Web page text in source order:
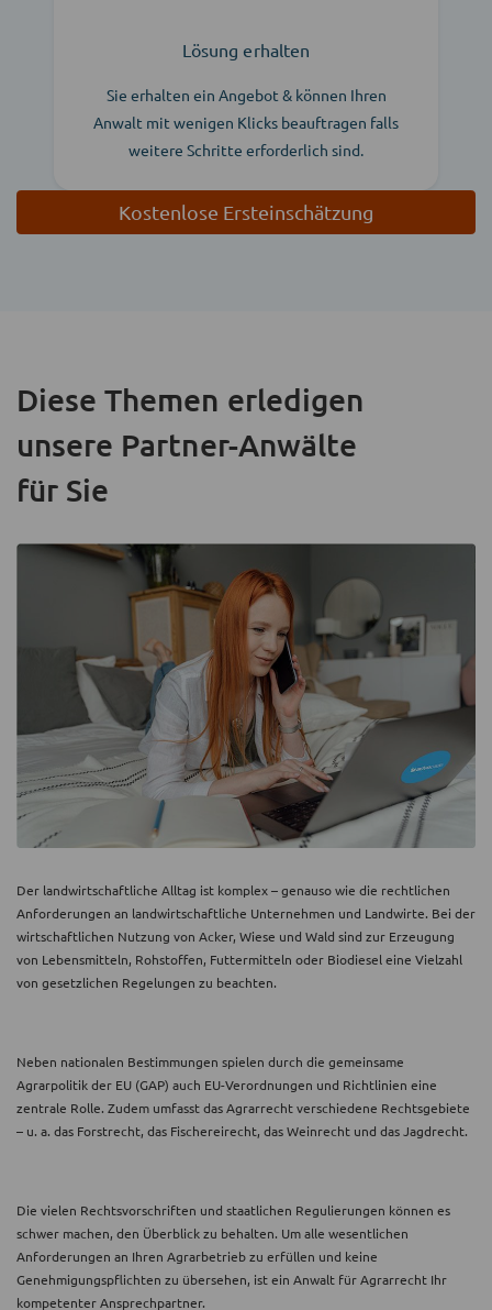
Lösung erhalten
Sie erhalten ein Angebot & können Ihren
Anwalt mit wenigen Klicks beauftragen falls
weitere Schritte erforderlich sind.
Kostenlose Ersteinschätzung
Diese Themen erledigen
unsere Partner-Anwälte
für Sie
Der landwirtschaftliche Alltag ist komplex – genauso wie die rechtlichen
Anforderungen an landwirtschaftliche Unternehmen und Landwirte. Bei der
wirtschaftlichen Nutzung von Acker, Wiese und Wald sind zur Erzeugung
von Lebensmitteln, Rohstoffen, Futtermitteln oder Biodiesel eine Vielzahl
von gesetzlichen Regelungen zu beachten.
Neben nationalen Bestimmungen spielen durch die gemeinsame
Agrarpolitik der EU (GAP) auch EU-Verordnungen und Richtlinien eine
zentrale Rolle. Zudem umfasst das Agrarrecht verschiedene Rechtsgebiete
– u. a. das Forstrecht, das Fischereirecht, das Weinrecht und das Jagdrecht.
Die vielen Rechtsvorschriften und staatlichen Regulierungen können es
schwer machen, den Überblick zu behalten. Um alle wesentlichen
Anforderungen an Ihren Agrarbetrieb zu erfüllen und keine
Genehmigungspflichten zu übersehen, ist ein Anwalt für Agrarrecht Ihr
kompetenter Ansprechpartner.